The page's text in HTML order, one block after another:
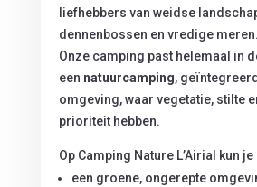
liefhebbers van weidse
dennenbossen en vredige meren.
Onze camping past helemaal in
een natuurcamping,
omgeving, waar vegetatie, stilte
prioriteit hebben.
Op Camping Nature L’Airial kun
een groene, ongerepte